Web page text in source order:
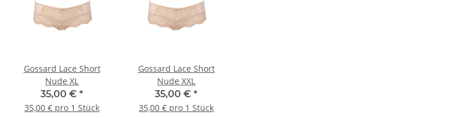
Gossard Lace Short
Nude XL
35,00 € *
35,00 € pro 1 Stück
Gossard Lace Short
Nude XXL
35,00 € *
35,00 € pro 1 Stück